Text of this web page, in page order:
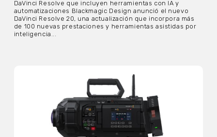
DaVinci Resolve que incluyen herramientas con IA y
automatizaciones Blackmagic Design anunció el nuevo
DaVinci Resolve 20, una actualización que incorpora más
de 100 nuevas prestaciones y herramientas asistidas por
inteligencia...